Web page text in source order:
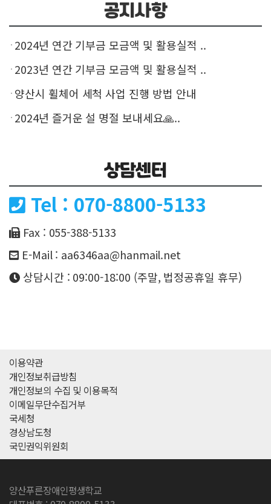
공지사항
2024년 연간 기부금 모금액 및 활용실적 ..
2023년 연간 기부금 모금액 및 활용실적 ..
양산시 휠체어 세척 사업 진행 방법 안내
2024년 즐거운 설 명절 보내세요🙏..
상담센터
Tel : 070-8800-5133
Fax : 055-388-5133
E-Mail : aa6346aa@hanmail.net
상담시간 : 09:00-18:00 (주말, 법정공휴일 휴무)
이용약관
개인정보취급방침
개인정보의 수집 및 이용목적
이메일무단수집거부
국세청
경상남도청
국민권익위원회
양산푸른장애인평생학교